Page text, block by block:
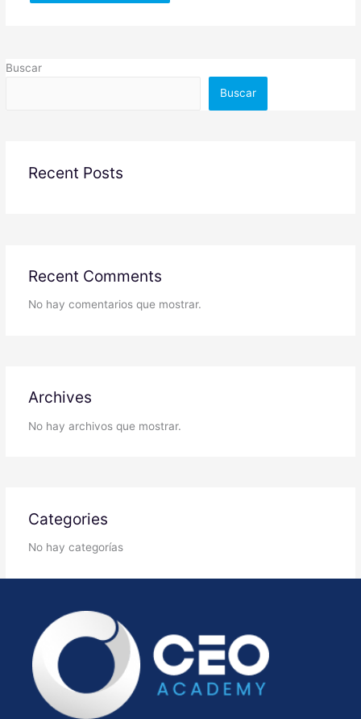
Buscar
Buscar
Recent Posts
Recent Comments
No hay comentarios que mostrar.
Archives
No hay archivos que mostrar.
Categories
No hay categorías